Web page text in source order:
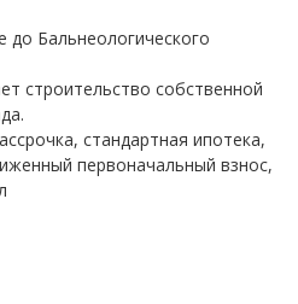
до Бальнеологического
строительство собственной
стандартная ипотека,
первоначальный взнос,